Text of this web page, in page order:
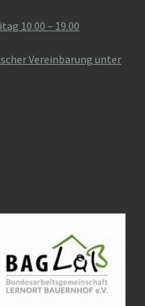
10.00 – 19.00
Vereinbarung unter